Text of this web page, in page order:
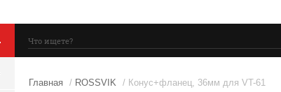
Главная / ROSSVIK / Конус+фланец, 36мм для VT-61